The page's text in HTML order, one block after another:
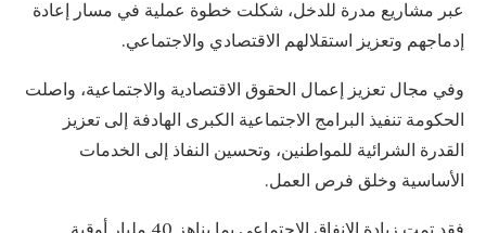
عبر مشاريع مدرة للدخل، شكلت خطوة عملية في مسار إعادة
إدماجهم وتعزيز استقلالهم الاقتصادي والاجتماعي.
وفي مجال تعزيز إعمال الحقوق الاقتصادية والاجتماعية، واصلت
الحكومة تنفيذ البرامج الاجتماعية الكبرى الهادفة إلى تعزيز
القدرة الشرائية للمواطنين، وتحسين النفاذ إلى الخدمات
الأساسية وخلق فرص العمل.